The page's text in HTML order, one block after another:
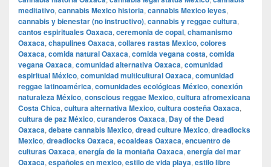
meditativo, cannabis Mexico historia, cannabis Mexico leyes,
cannabis y bienestar (no instructivo), cannabis y reggae cultura,
cantos espirituales Oaxaca, ceremonia de copal, chamanismo
Oaxaca, chapulines Oaxaca, collares rastas Mexico, colores
Oaxaca, comida natural Oaxaca, comida vegana costa, comida
vegana Oaxaca, comunidad alternativa Oaxaca, comunidad
espiritual México, comunidad multicultural Oaxaca, comunidad
reggae latinoamérica, comunidades ecológicas México, conexión
naturaleza México, conscious reggae Mexico, cultura afromexicana
Costa Chica, cultura alternativa Mexico, cultura costeña Oaxaca,
cultura de paz México, curanderos Oaxaca, Day of the Dead
Oaxaca, debate cannabis Mexico, dread culture Mexico, dreadlocks
Mexico, dreadlocks Oaxaca, ecoaldeas Oaxaca, encuentro de
culturas Oaxaca, energía de la montaña Oaxaca, energía del mar
Oaxaca, españoles en mexico, estilo de vida playa, estilo libre